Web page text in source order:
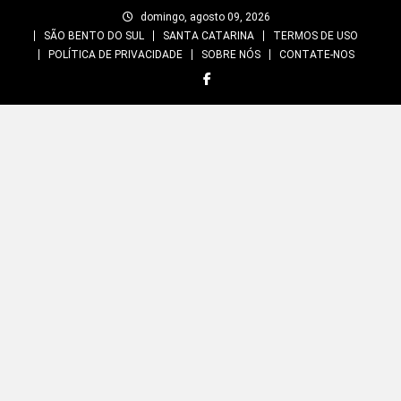
domingo, agosto 09, 2026
SÃO BENTO DO SUL
SANTA CATARINA
TERMOS DE USO
POLÍTICA DE PRIVACIDADE
SOBRE NÓS CONTATE-NOS